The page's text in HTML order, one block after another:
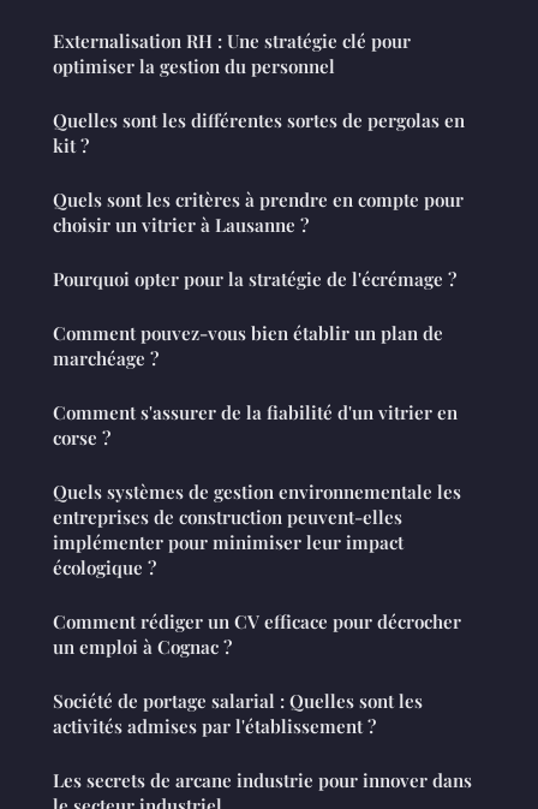
Externalisation RH : Une stratégie clé pour
optimiser la gestion du personnel
Quelles sont les différentes sortes de pergolas en
kit ?
Quels sont les critères à prendre en compte pour
choisir un vitrier à Lausanne ?
Pourquoi opter pour la stratégie de l'écrémage ?
Comment pouvez-vous bien établir un plan de
marchéage ?
Comment s'assurer de la fiabilité d'un vitrier en
corse ?
Quels systèmes de gestion environnementale les
entreprises de construction peuvent-elles
implémenter pour minimiser leur impact
écologique ?
Comment rédiger un CV efficace pour décrocher
un emploi à Cognac ?
Société de portage salarial : Quelles sont les
activités admises par l'établissement ?
Les secrets de arcane industrie pour innover dans